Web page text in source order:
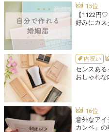
【1122円
好みにカス
内祝い
センスある
おしゃれ
意外なアイ
カンペ」の